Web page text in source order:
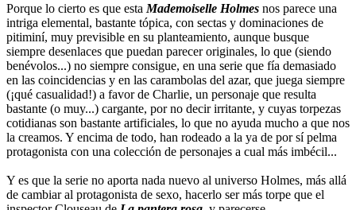
Porque lo cierto es que esta Mademoiselle Holmes nos parece una
intriga elemental, bastante tópica, con sectas y dominaciones de
pitiminí, muy previsible en su planteamiento, aunque busque
siempre desenlaces que puedan parecer originales, lo que (siendo
benévolos...) no siempre consigue, en una serie que fía demasiado
en las coincidencias y en las carambolas del azar, que juega siempre
(¡qué casualidad!) a favor de Charlie, un personaje que resulta
bastante (o muy...) cargante, por no decir irritante, y cuyas torpezas
cotidianas son bastante artificiales, lo que no ayuda mucho a que nos
la creamos. Y encima de todo, han rodeado a la ya de por sí pelma
protagonista con una colección de personajes a cual más imbécil...
Y es que la serie no aporta nada nuevo al universo Holmes, más allá
de cambiar al protagonista de sexo, hacerlo ser más torpe que el